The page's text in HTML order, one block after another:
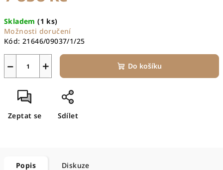
cena:
Skladem(1 ks)
Možnosti doručení
Kód: 21646/09037/1/25
+
− Do košíku
Zeptat se Sdílet
Popis Diskuze